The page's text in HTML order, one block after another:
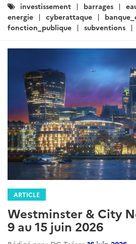
Catégories
:
investissement barrages
energie
cyberattaque
fonction_publique
subventions
ARTICLE
Westminster & City
9 au 15 juin 2026